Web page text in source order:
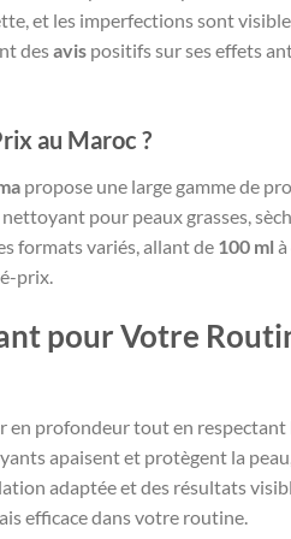
et les imperfections sont
desavis positifs sur ses effets
au Maroc ?
propose une large gamme de
pour peaux grasses,
formats variés, allant de 100 ml à
prix.
pour Votre
en profondeur tout en
apaisent et protègent la
adaptée et des résultats
efficace dans votre routine.